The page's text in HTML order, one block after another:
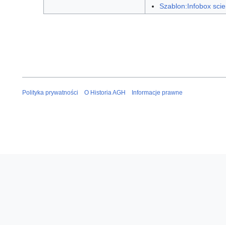
Szablon:Infobox
Polityka prywatności O Historia AGH Informacje prawne